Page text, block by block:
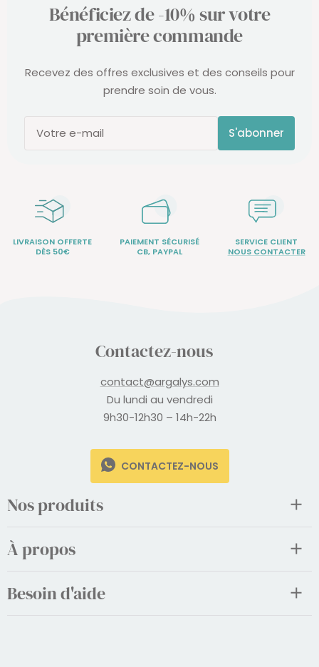
Bénéficiez de -10% sur votre
première commande
Recevez des offres exclusives et des conseils pour
prendre soin de vous.
Votre e-mail S'abonner
LIVRAISON OFFERTE
DÈS 50€
PAIEMENT SÉCURISÉ
CB, PAYPAL
SERVICE CLIENT
NOUS CONTACTER
Contactez-nous
contact@argalys.com
Du lundi au vendredi
9h30-12h30 – 14h-22h
CONTACTEZ-NOUS
Nos produits
À propos
Besoin d'aide